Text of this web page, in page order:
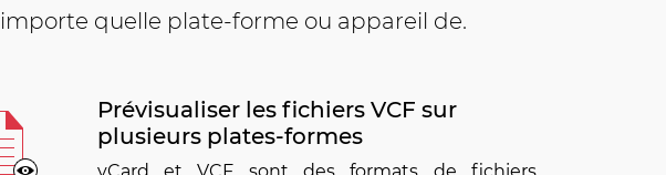
quelle plate-forme ou appareil de.
Prévisualiser les fichiers VCF sur
plusieurs plates-formes